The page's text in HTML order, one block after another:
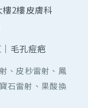
2樓皮膚科
毛孔痘疤
、皮秒雷射、鳳
石雷射、果酸換